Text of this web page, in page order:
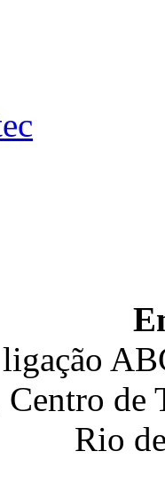
de
Rio